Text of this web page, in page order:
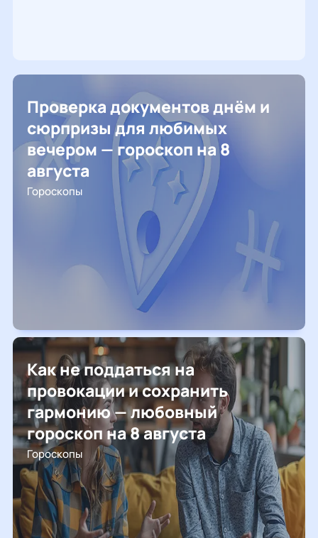
Проверка документов днём и
сюрпризы для любимых
вечером — гороскоп на 8
августа
Гороскопы
Как не поддаться на
провокации и сохранить
гармонию — любовный
гороскоп на 8 августа
Гороскопы